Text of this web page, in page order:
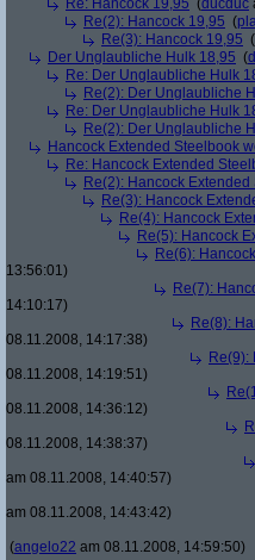
Re: Hancock 19,95 (ducduc
Re(2): Hancock 19,95 (
Re(3): Hancock 19,95 (
Der Unglaubliche Hulk 18,95 (
Re: Der Unglaubliche Hulk
Re(2): Der Unglaubliche
Re: Der Unglaubliche Hulk
Re(2): Der Unglaubliche
Hancock Extended Steelbook
Re: Hancock Extended
Re(2): Hancock
Re(3): Hancock
Re(4): Hancock
Re(5): Hancock
Re(6):
13:56:01)
Re(7):
14:10:17)
Re(8):
08.11.2008, 14:17:38)
Re(9):
08.11.2008, 14:19:51)
08.11.2008, 14:36:12)
08.11.2008, 14:38:37)
am 08.11.2008, 14:40:57)
am 08.11.2008, 14:43:42)
(angelo22 am 08.11.2008, 14:59:50)